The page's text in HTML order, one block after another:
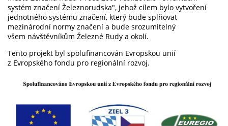
systém značení Železnorudska", jehož cílem bylo vytvoření
jednotného systému značení, který bude splňovat
mezinárodní normy značení a bude srozumitelný
všem návštěvníkům Železné Rudy a okolí.
Tento projekt byl spolufinancován Evropskou unií
z Evropského fondu pro regionální rozvoj.